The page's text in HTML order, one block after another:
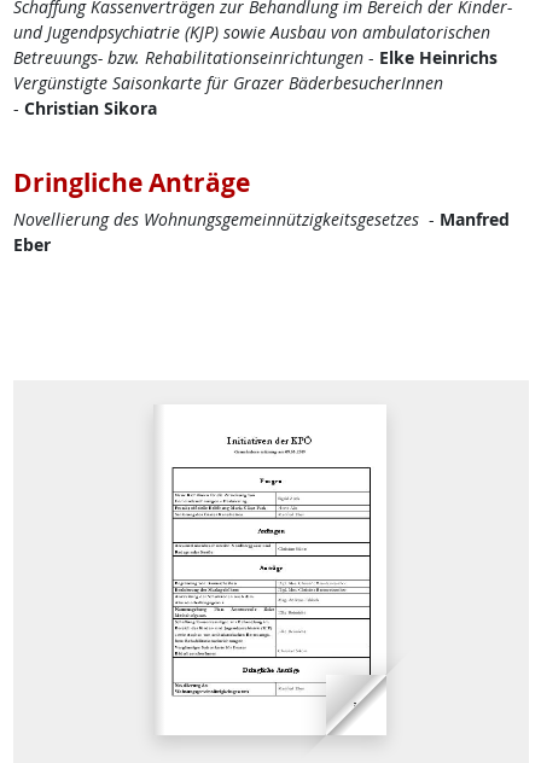
Schaffung Kassenverträgen zur Behandlung im Bereich der Kinder-
und Jugendpsychiatrie (KJP) sowie Ausbau von ambulatorischen
Betreuungs- bzw. Rehabilitationseinrichtungen- Elke Heinrichs
Vergünstigte Saisonkarte für Grazer BäderbesucherInnen
- Christian Sikora
Dringliche Anträge
Novellierung des Wohnungsgemeinnützigkeitsgesetzes- Manfred
Eber